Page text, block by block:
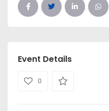
Event Details
0